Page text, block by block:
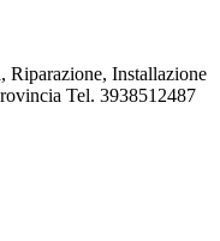
Riparazione, Installazione
Tel. 3938512487